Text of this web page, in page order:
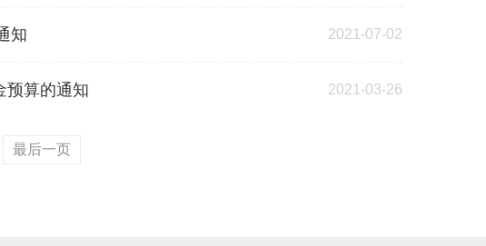
知 2021-07-02
预算的通知 2021-03-26
最后一页